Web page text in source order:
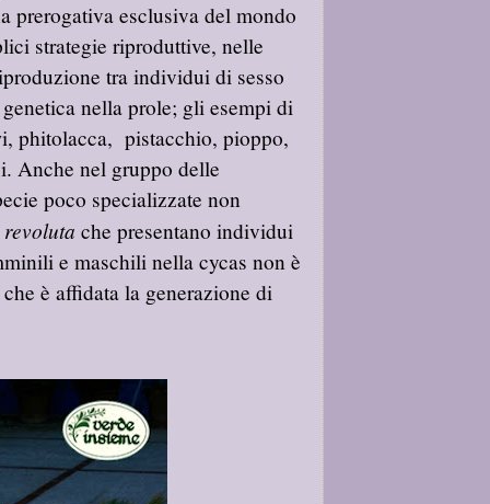
prerogativa esclusiva del mondo
strategie riproduttive, nelle
tra individui di sesso
nella prole; gli esempi di
phitolacca, pistacchio, pioppo,
Anche nel gruppo delle
poco specializzate non
che presentano individui
e maschili nella cycas non è
è affidata la generazione di